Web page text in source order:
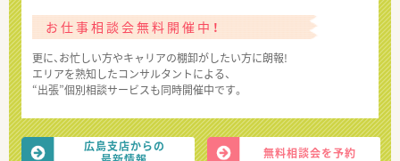
お仕事相談会無料開催中！
更に、お忙しい方やキャリアの棚卸がしたい方に朗報!
エリアを熟知したコンサルタントによる、
“出張”個別相談サービスも同時開催中です。
広島支店からの
無料相談会を予約